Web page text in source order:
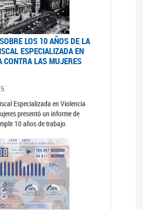
LOS 10 AÑOS DE LA
ESPECIALIZADA EN
CONTRA LAS MUJERES
Especializada en Violencia
presentó un informe de
10 años de trabajo